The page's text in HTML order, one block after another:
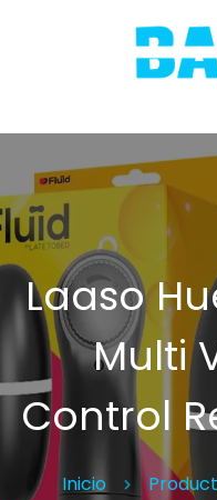
Laaso
Multi
Control
Inicio